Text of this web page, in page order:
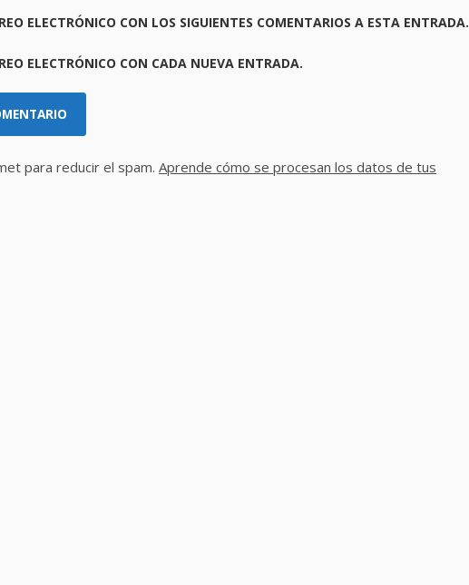
ELECTRÓNICO CON LOS SIGUIENTES COMENTARIOS A ESTA ENTRADA.
ELECTRÓNICO CON CADA NUEVA ENTRADA.
para reducir el spam. Aprende cómo se procesan los datos de tus